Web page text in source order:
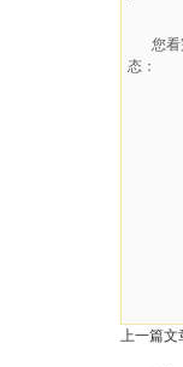
您
态：
上一篇文